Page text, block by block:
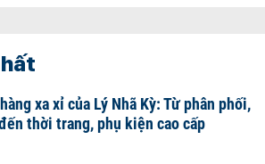
xa xỉ của Lý Nhã Kỳ: Từ phân phối,
thời trang, phụ kiện cao cấp